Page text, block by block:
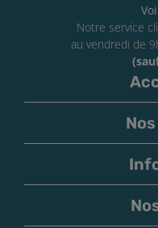
Notre service
au vendredi de